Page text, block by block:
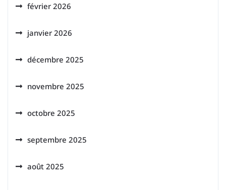
février 2026
janvier 2026
décembre 2025
novembre 2025
octobre 2025
septembre 2025
août 2025